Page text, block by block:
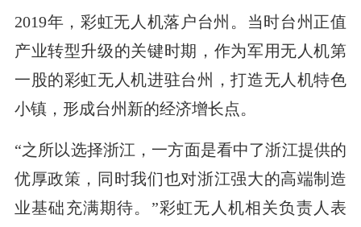
2019年，彩虹无人机落户台州。当时台州正值
产业转型升级的关键时期，作为军用无人机第
一股的彩虹无人机进驻台州，打造无人机特色
小镇，形成台州新的经济增长点。
“之所以选择浙江，一方面是看中了浙江提供的
优厚政策，同时我们也对浙江强大的高端制造
业基础充满期待。”彩虹无人机相关负责人表